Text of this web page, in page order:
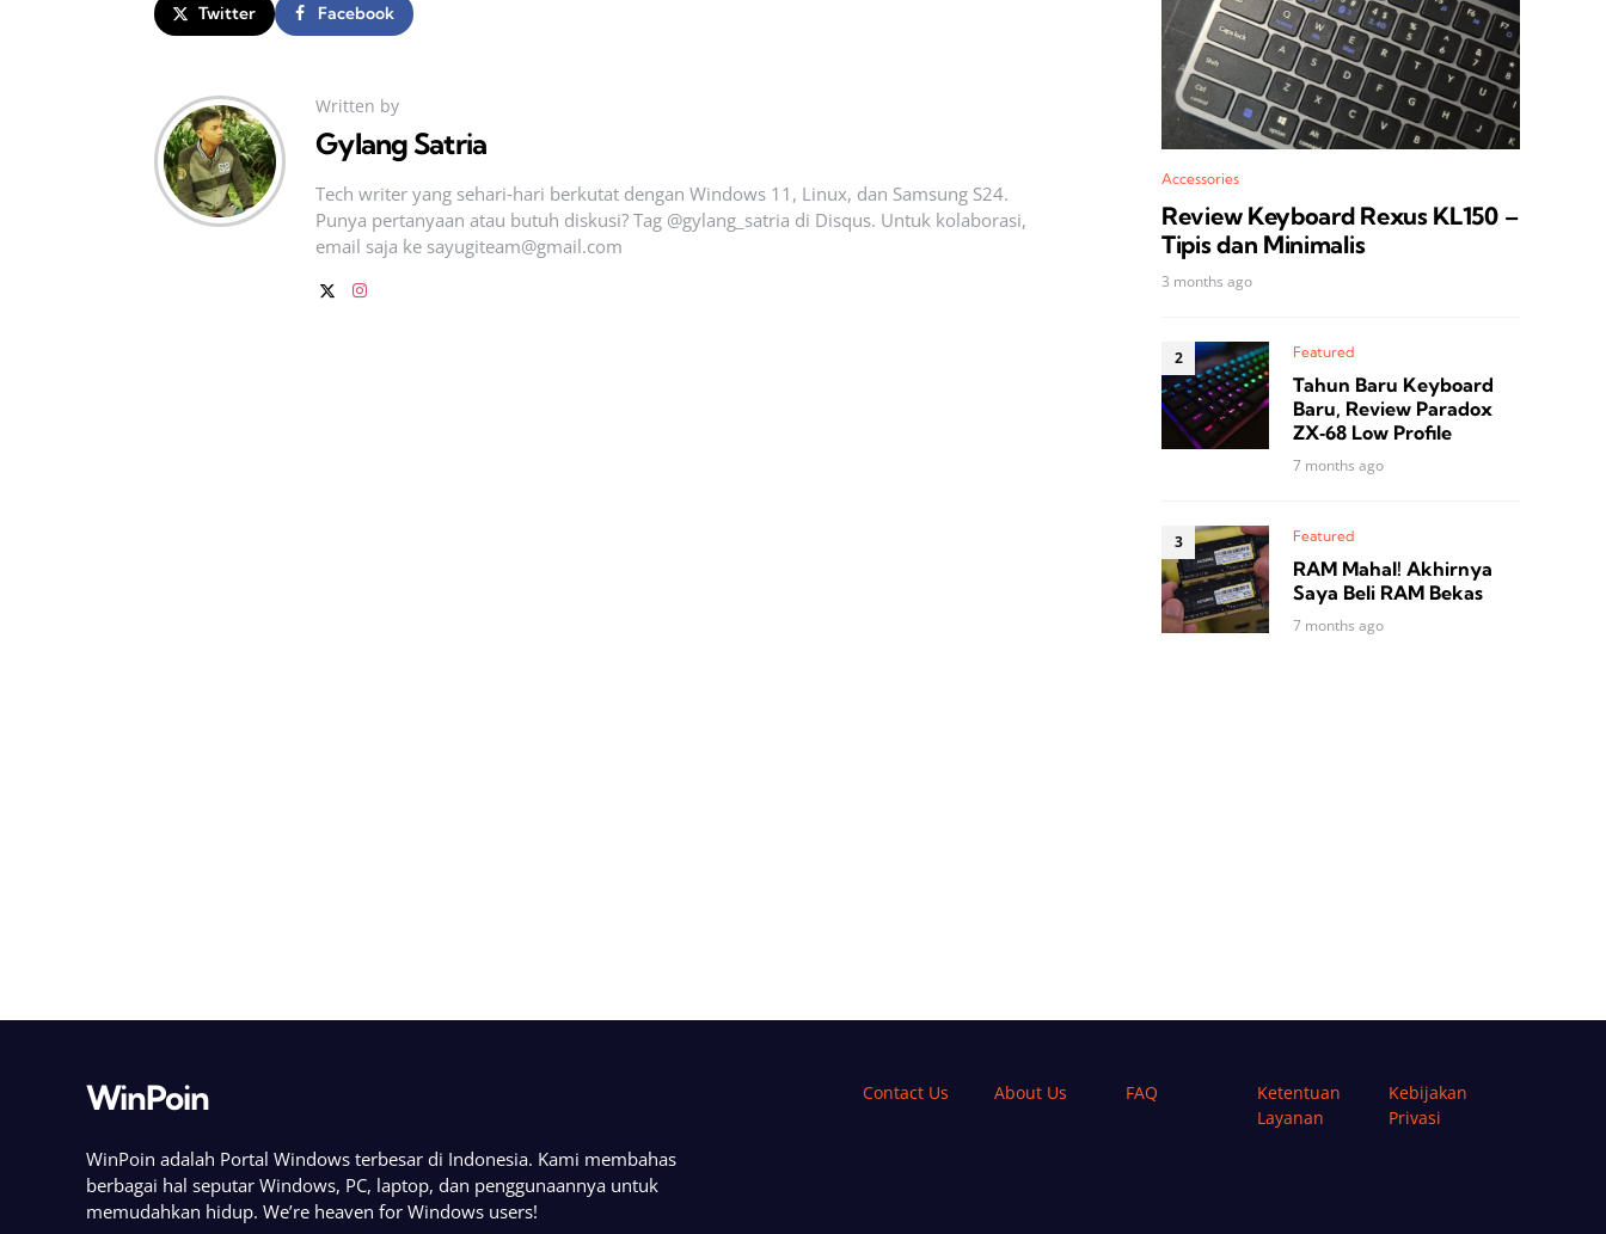
Twitter Facebook
Written by
Gylang Satria
Tech writer yang sehari‑hari berkutat dengan Windows 11, Linux, dan Samsung S24.
Punya pertanyaan atau butuh diskusi? Tag @gylang_satria di Disqus. Untuk kolaborasi,
email saja ke sayugiteam@gmail.com
Accessories
Review Keyboard Rexus KL150 –
Tipis dan Minimalis
3 months ago
Featured
Tahun Baru Keyboard
Baru, Review Paradox
ZX‑68 Low Profile
7 months ago
Featured
RAM Mahal! Akhirnya
Saya Beli RAM Bekas
7 months ago
WinPoin
WinPoin adalah Portal Windows terbesar di Indonesia. Kami membahas
berbagai hal seputar Windows, PC, laptop, dan penggunaannya untuk
memudahkan hidup. We’re heaven for Windows users!
Contact Us About Us FAQ
Ketentuan
Layanan
Kebijakan
Privasi